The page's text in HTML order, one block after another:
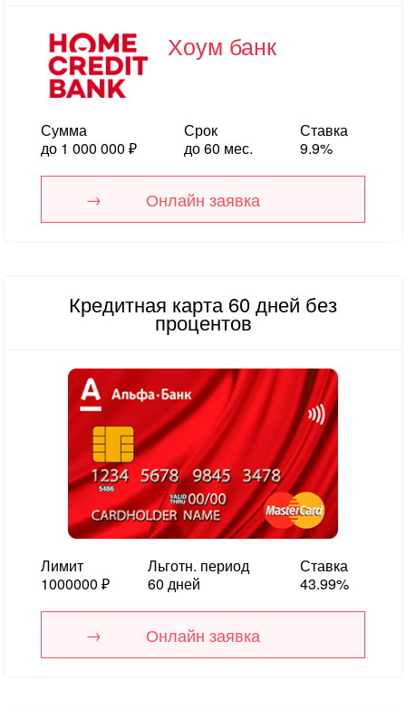
Хоум банк
Сумма
до 1 000 000 ₽
Срок
до 60 мес.
Ставка
9.9%
Онлайн заявка
Кредитная карта 60 дней без
процентов
Лимит
1000000 ₽
Льготн. период
60 дней
Ставка
43.99%
Онлайн заявка